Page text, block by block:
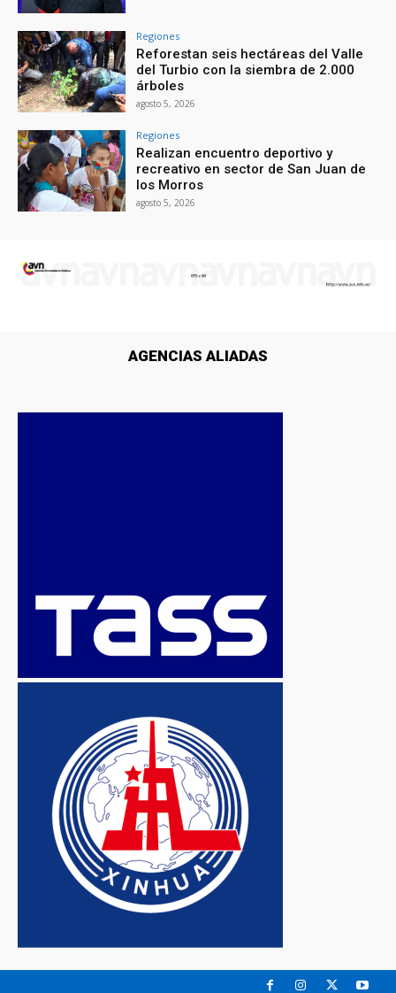
Regiones
Reforestan seis hectáreas del Valle
del Turbio con la siembra de 2.000
árboles
agosto 5, 2026
Regiones
Realizan encuentro deportivo y
recreativo en sector de San Juan de
los Morros
agosto 5, 2026
AGENCIAS ALIADAS